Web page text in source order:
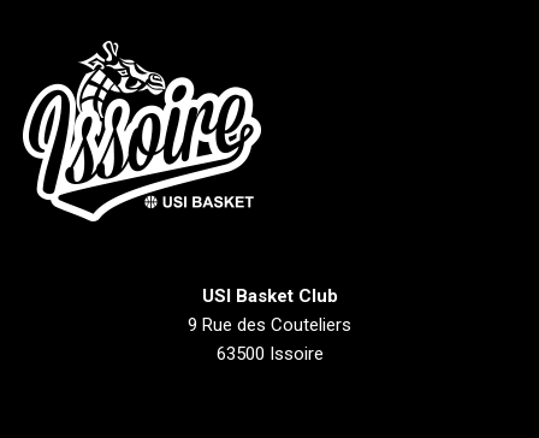
USI Basket Club
9 Rue des Couteliers
63500 Issoire